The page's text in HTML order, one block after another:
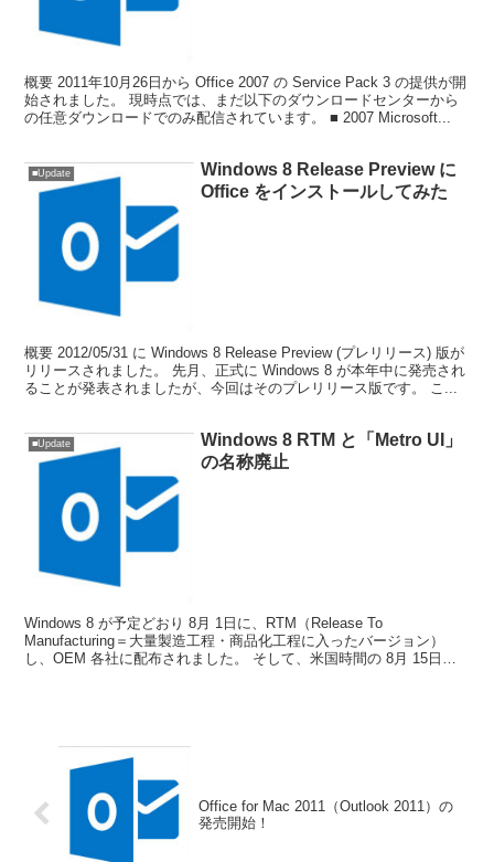
概要 2011年10月26日から Office 2007 の Service Pack 3 の提供が開
始されました。 現時点では、まだ以下のダウンロードセンターから
の任意ダウンロードでのみ配信されています。 ■ 2007 Microsoft...
■Update
Windows 8 Release Preview に
Office をインストールしてみた
概要 2012/05/31 に Windows 8 Release Preview (プレリリース) 版が
リリースされました。 先月、正式に Windows 8 が本年中に発売され
ることが発表されましたが、今回はそのプレリリース版です。 こ...
■Update
Windows 8 RTM と「Metro UI」
の名称廃止
Windows 8 が予定どおり 8月 1日に、RTM（Release To
Manufacturing＝大量製造工程・商品化工程に入ったバージョン）
し、OEM 各社に配布されました。 そして、米国時間の 8月 15日に
Office for Mac 2011（Outlook 2011）の
発売開始！